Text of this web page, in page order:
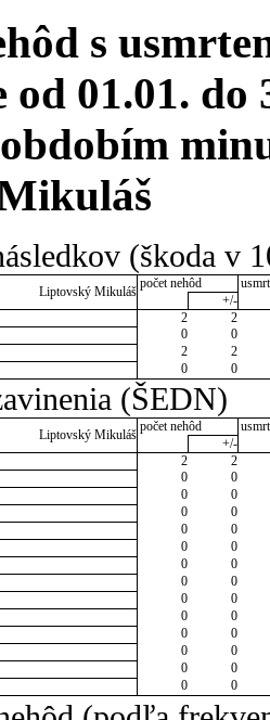
s
od 01.01. do
(škoda v
Liptovský Mikuláš
počet nehôd
+/-
2
2
0
0
2
2
0 0
(ŠEDN)
Liptovský Mikuláš
počet nehôd
+/-
2
2
0
0
0
0
0
0
0
0
0
0
0
0
0
0
0
0
0
0
0
0
0
0
0
0
0 0